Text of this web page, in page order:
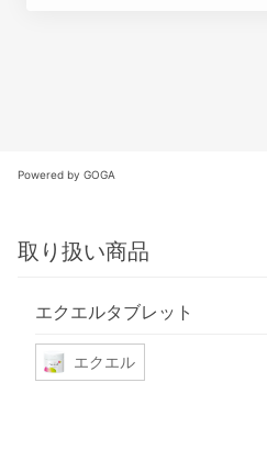
Powered by GOGA
取り扱い商品
エクエルタブレット
エクエル